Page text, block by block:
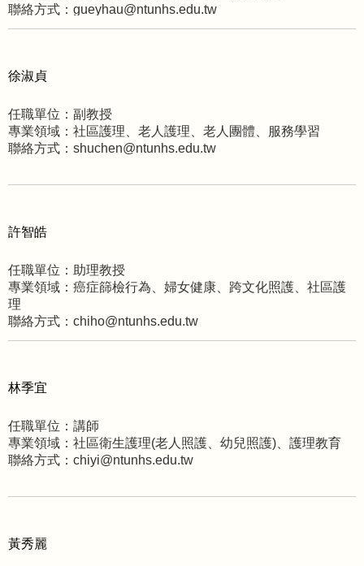
聯絡方式：gueyhau@ntunhs.edu.tw
徐淑貞
任職單位：副教授
專業領域：社區護理、老人護理、老人團體、服務學習
聯絡方式：shuchen@ntunhs.edu.tw
許智皓
任職單位：助理教授
專業領域：癌症篩檢行為、婦女健康、跨文化照護、社區護
理
聯絡方式：chiho@ntunhs.edu.tw
林季宜
任職單位：講師
專業領域：社區衛生護理(老人照護、幼兒照護)、護理教育
聯絡方式：chiyi@ntunhs.edu.tw
黃秀麗